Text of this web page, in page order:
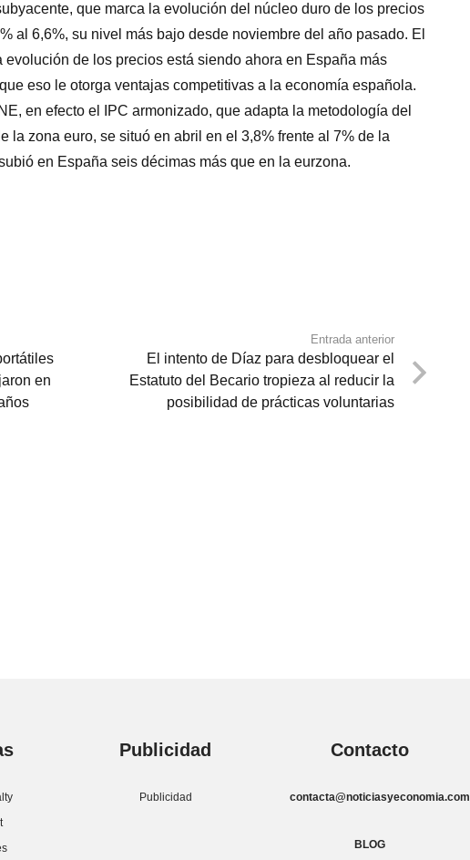
que marca la evolución del núcleo duro de los precios
al 6,6%, su nivel más bajo desde noviembre del año pasado. El
de los precios está siendo ahora en España más
eso le otorga ventajas competitivas a la economía española.
en efecto el IPC armonizado, que adapta la metodología del
la zona euro, se situó en abril en el 3,8% frente al 7% de la
en España seis décimas más que en la eurzona.
en
Entrada anterior
El intento de Díaz para desbloquear el
Estatuto del Becario tropieza al reducir la
posibilidad de prácticas voluntarias
Publicidad
Publicidad
Contacto
contacta@noticiasyeconomia.com
BLOG